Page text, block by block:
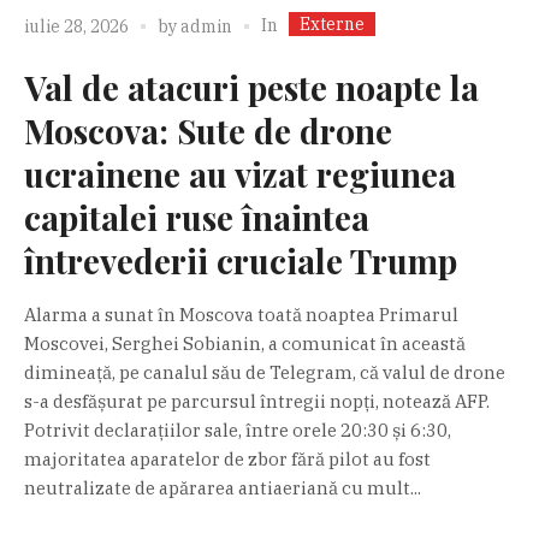
iulie 28, 2026 byadmin In Externe
Val de atacuri peste noapte la
Moscova: Sute de drone
ucrainene au vizat regiunea
capitalei ruse înaintea
întrevederii cruciale Trump
Alarma a sunat în Moscova toată noaptea Primarul
Moscovei, Serghei Sobianin, a comunicat în această
dimineață, pe canalul său de Telegram, că valul de drone
s-a desfășurat pe parcursul întregii nopți, notează AFP.
Potrivit declarațiilor sale, între orele 20:30 și 6:30,
majoritatea aparatelor de zbor fără pilot au fost
neutralizate de apărarea antiaeriană cu mult...